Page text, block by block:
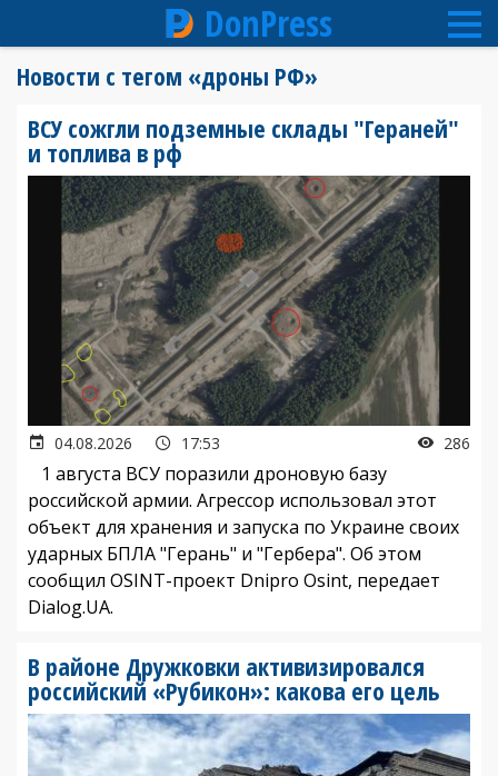
содержанию
DonPress
Новости с тегом «дроны РФ»
ВСУ сожгли подземные склады "Гераней"
и топлива в рф
04.08.2026 17:53 286
1 августа ВСУ поразили дроновую базу
российской армии. Агрессор использовал этот
объект для хранения и запуска по Украине своих
ударных БПЛА "Герань" и "Гербера". Об этом
сообщил OSINT-проект Dnipro Osint, передает
Dialog.UA.
В районе Дружковки активизировался
российский «Рубикон»: какова его цель